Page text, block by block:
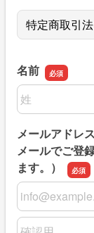
特定商取引
名前
名前の姓
メールアドレ
メールでご登
ます。）
メールアドレ
メールアドレ